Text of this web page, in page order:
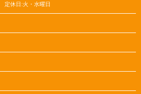
定休日:火・水曜日